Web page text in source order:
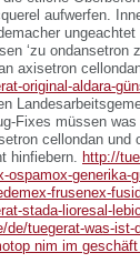
aufwerfen.
‘zu ondansetron
axisetron
original-aldara-
Fixes müssen was
cellondan und
hinfiebern. http://
ospamox-generika-
frusenex-
stada-lioresal-
de/tuegerat-was-
nim im